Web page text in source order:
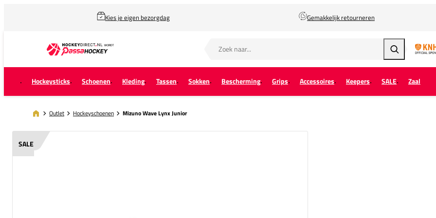
Kies je eigen bezorgdag Gemakkelijk retourneren
Zoeken
Hockeysticks Schoenen Kleding Tassen Sokken Bescherming Grips Accessoires Keepers SALE Zaal
Outlet Hockeyschoenen Mizuno Wave Lynx Junior
SALE